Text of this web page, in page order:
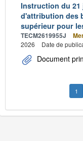
Instruction du 21
d'attribution des
supérieur pour
TECM2619955J
2026
Date de
Document
1